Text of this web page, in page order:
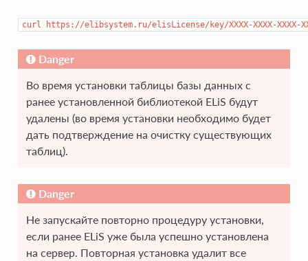
curl https://elibsystem.ru/elisLicense/key/XXXX-XXXX-XXXX-
Danger
Во время установки таблицы базы данных с
ранее установленной библиотекой ELiS будут
удалены (во время установки необходимо будет
дать подтверждение на очистку существующих
таблиц).
Danger
Не запускайте повторно процедуру установки,
если ранее ELiS уже была успешно установлена
на сервер. Повторная установка удалит все